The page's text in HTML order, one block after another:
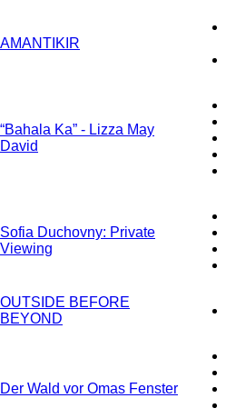
AMANTIKIR
“Bahala Ka” - Lizza May
David
Sofia Duchovny: Private
Viewing
OUTSIDE BEFORE
BEYOND
Der Wald vor Omas Fenster